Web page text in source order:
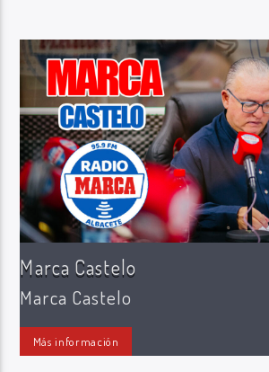
Albacete
Radio Marca AB
Marca Castelo
Marca Castelo
Más información